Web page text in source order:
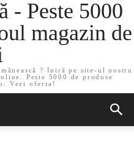
- Peste 5000
magazin de
? Intră pe site-ul nostru
Peste 5000 de produse
Vezi oferta!